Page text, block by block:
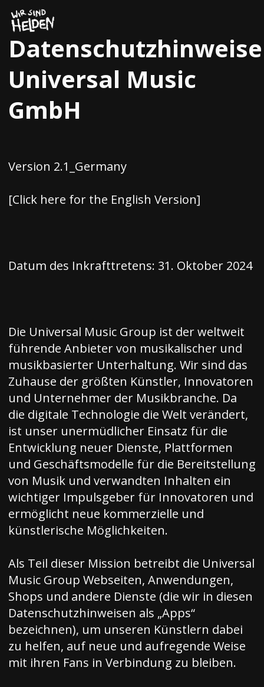
Zum
Inhalt
springen
Datenschutzhinweise
Universal Music
GmbH
Version 2.1_Germany
[Click here for the English Version]
Datum des Inkrafttretens: 31. Oktober 2024
Die Universal Music Group ist der weltweit
führende Anbieter von musikalischer und
musikbasierter Unterhaltung. Wir sind das
Zuhause der größten Künstler, Innovatoren
und Unternehmer der Musikbranche. Da
die digitale Technologie die Welt verändert,
ist unser unermüdlicher Einsatz für die
Entwicklung neuer Dienste, Plattformen
und Geschäftsmodelle für die Bereitstellung
von Musik und verwandten Inhalten ein
wichtiger Impulsgeber für Innovatoren und
ermöglicht neue kommerzielle und
künstlerische Möglichkeiten.
Als Teil dieser Mission betreibt die Universal
Music Group Webseiten, Anwendungen,
Shops und andere Dienste (die wir in diesen
Datenschutzhinweisen als „Apps“
bezeichnen), um unseren Künstlern dabei
zu helfen, auf neue und aufregende Weise
mit ihren Fans in Verbindung zu bleiben.